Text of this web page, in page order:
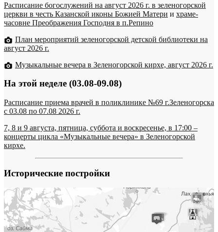
Расписание богослужений на август 2026 г. в зеленогорской
церкви в честь Казанской иконы Божией Матери и храме-
часовне Преображения Господня в п.Репино
План мероприятий зеленогорской детской библиотеки на
август 2026 г.
Музыкальные вечера в Зеленогорской кирхе, август 2026 г.
На этой неделе (03.08-09.08)
Расписание приема врачей в поликлинике №69 г.Зеленогорска
c 03.08 по 07.08 2026 г.
7, 8 и 9 августа, пятница, суббота и воскресенье, в 17:00 –
концерты цикла «Музыкальные вечера» в Зеленогорской
кирхе.
Исторические постройки